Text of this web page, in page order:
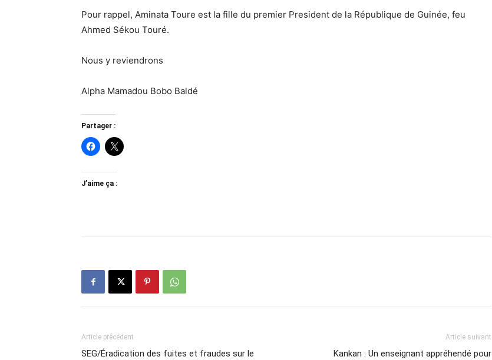
Pour rappel, Aminata Toure est la fille du premier President de la République de Guinée, feu
Ahmed Sékou Touré.
Nous y reviendrons
Alpha Mamadou Bobo Baldé
Partager :
J’aime ça :
Article précédent
SEG/Éradication des fuites et fraudes sur le
Article suivant
Kankan : Un enseignant appréhendé pour